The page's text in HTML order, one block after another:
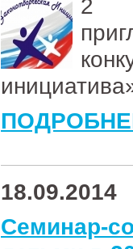
2
18.09.2014
Семинар-